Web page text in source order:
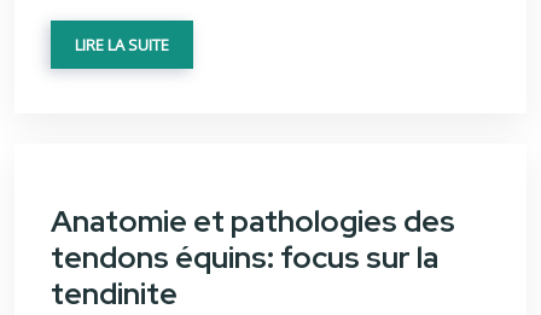
LIRE LA SUITE
Anatomie et pathologies des
tendons équins: focus sur la
tendinite